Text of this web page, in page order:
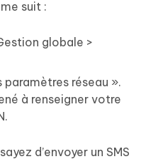
suit :
globale >
paramètres réseau ».
à renseigner votre
d’envoyer un SMS